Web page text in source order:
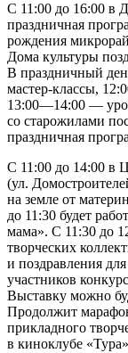
С 11:00 до 16:00 в
праздничная
рождения
Дома культуры
В праздничный
мастер-классы,
13:00—14:00 —
со старожилами
праздничная
С 11:00 до 14:00 в
(ул.
на земле от
до 11:30 будет
мама». С 11:30 до
творческих
и поздравления
участников
Выставку можно
Продолжит
прикладного
в киноклубе